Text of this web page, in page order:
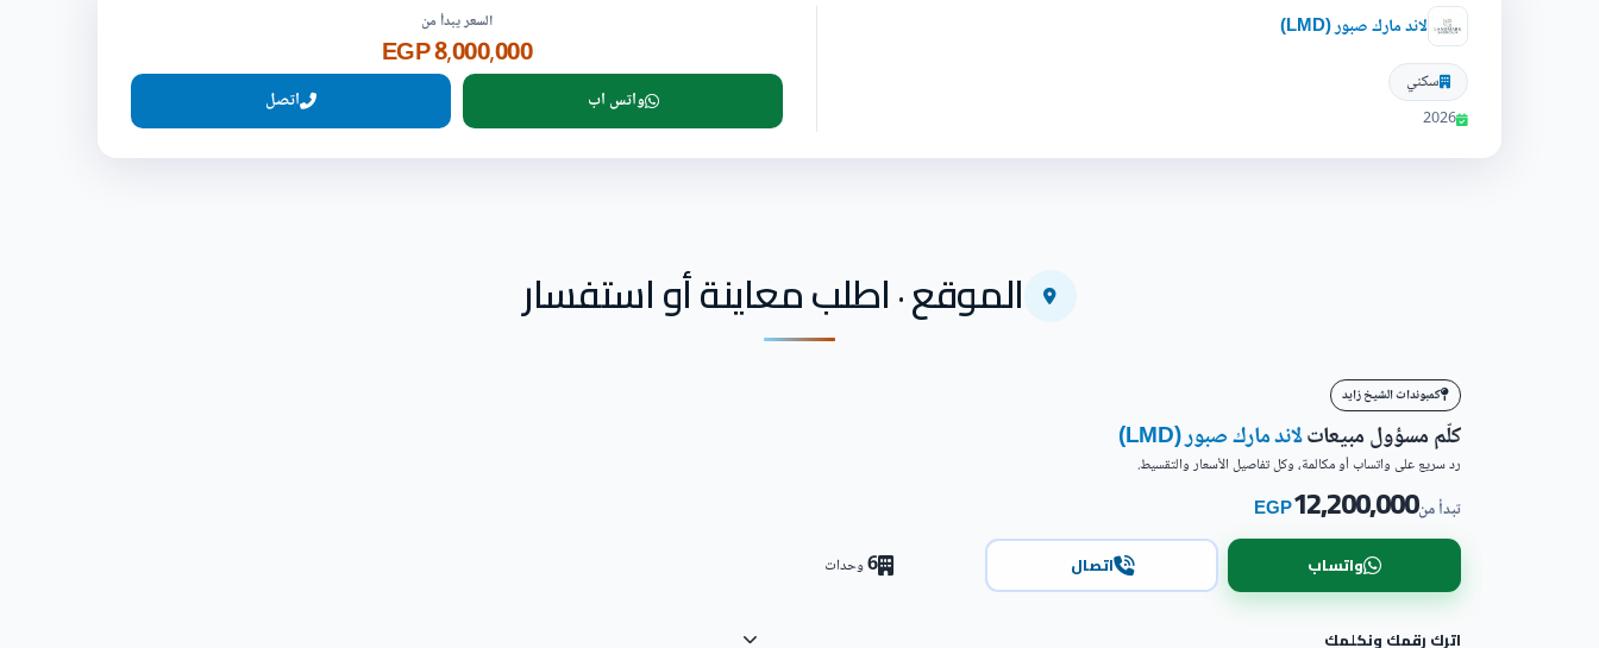
لاند مارك صبور (LMD)
سكني
2026
السعر يبدأ من
8,000,000 EGP
واتس اب اتصل
الموقع · اطلب معاينة أو استفسار
كمبوندات الشيخ زايد
كلّم مسؤول مبيعاتلاند مارك صبور (LMD)
رد سريع على واتساب أو مكالمة، وكل تفاصيل الأسعار والتقسيط.
تبدأ من12,200,000
EGP
واتساب اتصال 6وحدات
اترك رقمك ونكلمك